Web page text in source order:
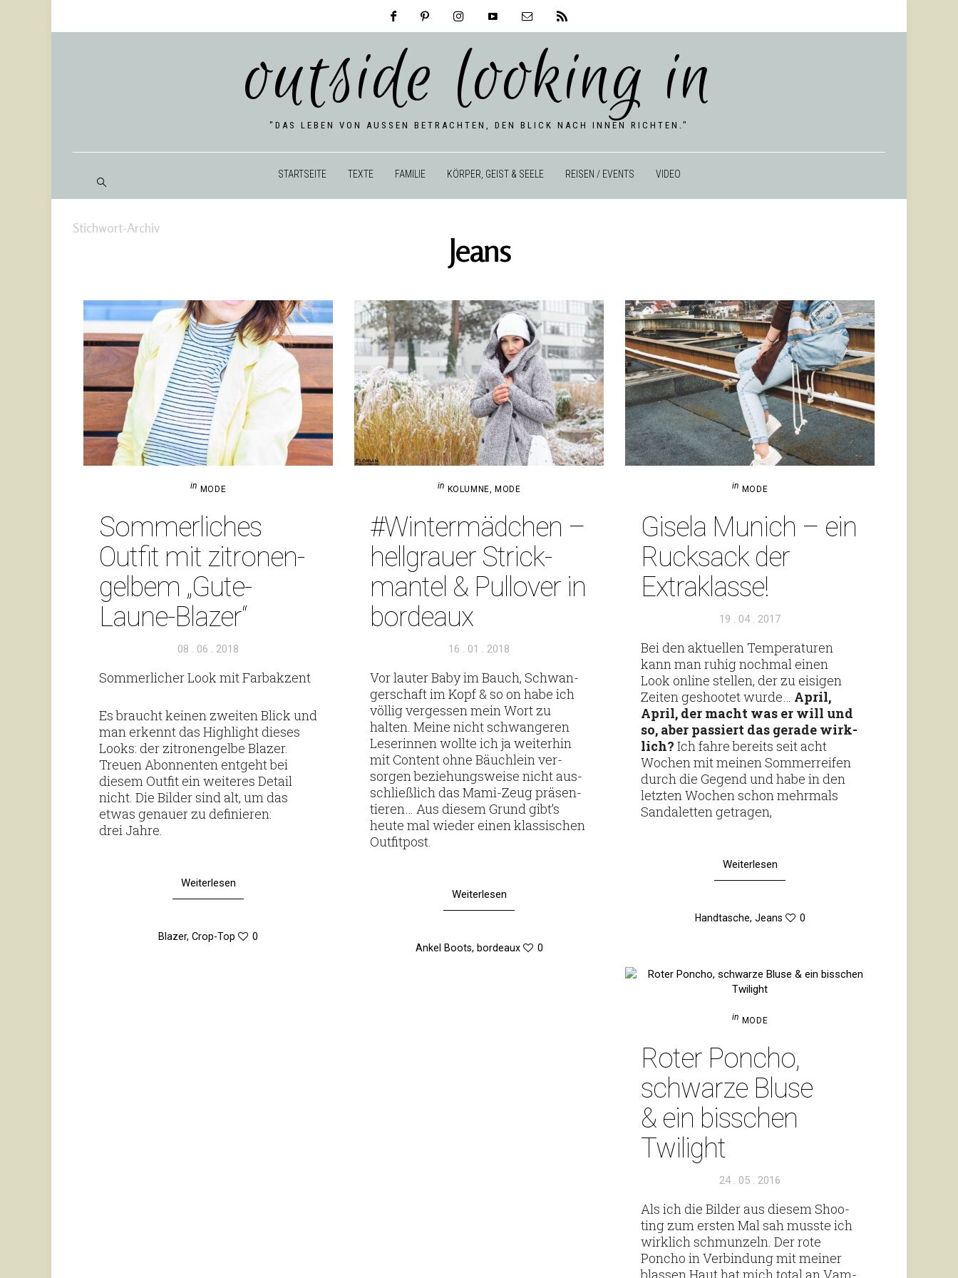
outside looking in
"DAS LEBEN VON AUSSEN BETRACHTEN, DEN BLICK NACH INNEN RICHTEN."
START­SEITE TEXTE FAMILIE KÖRPER, GEIST & SEELE REISEN / EVENTS VIDEO
Stichwort-Archiv
Jeans
in MODE
Som­mer­li­ches
Outfit mit zitro­nen­
gelbem „Gute-
Laune-Blazer“
Veröffentlicht
08 . 06 . 2018
Som­mer­li­cher Look mit Farbakzent
Es braucht keinen zweiten Blick und
man erkennt das High­light dieses
Looks: der zitro­nen­gelbe Blazer.
Treuen Abon­nenten ent­geht bei
diesem Outfit ein wei­teres Detail
nicht. Die Bilder sind alt, um das
etwas genauer zu defi­nieren:
drei Jahre.
Weiterlesen
Blazer, Crop-Top 0
in KOLUMNE, MODE
#Win­ter­mäd­chen –
hell­grauer Strick­
mantel & Pull­over in
bordeaux
Veröffentlicht
16 . 01 . 2018
Vor lauter Baby im Bauch, Schwan­
ger­schaft im Kopf & so on habe ich
völlig ver­gessen mein Wort zu
halten. Meine nicht schwan­geren
Lese­rinnen wollte ich ja wei­terhin
mit Con­tent ohne Bäuch­lein ver­
sorgen bezie­hungs­weise nicht aus­
schließ­lich das Mami-Zeug prä­sen­
tieren… Aus diesem Grund gibt’s
heute mal wieder einen klas­si­schen
Outfitpost.
Weiterlesen
Ankel Boots, bordeaux 0
in MODE
Gisela Munich – ein
Ruck­sack der
Extraklasse!
Veröffentlicht
19 . 04 . 2017
Bei den aktu­ellen Tem­pe­ra­turen
kann man ruhig nochmal einen
Look online stellen, der zu eisigen
Zeiten geshootet wurde… April,
April, der macht was er will und
so, aber pas­siert das gerade wirk­
lich? Ich fahre bereits seit acht
Wochen mit meinen Som­mer­reifen
durch die Gegend und habe in den
letzten Wochen schon mehr­mals
San­da­letten getragen,
Weiterlesen
Handtasche, Jeans 0
in MODE
Roter Poncho,
schwarze Bluse
& ein biss­chen
Twilight
Veröffentlicht
24 . 05 . 2016
Als ich die Bilder aus diesem Shoo­
ting zum ersten Mal sah musste ich
wirk­lich schmun­zeln. Der rote
Poncho in Ver­bin­dung mit meiner
blassen Haut hat mich total an Vam­